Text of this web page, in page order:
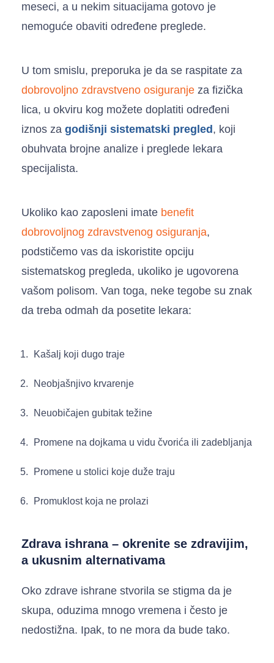
meseci, a u nekim situacijama gotovo je
nemoguće obaviti određene preglede.
U tom smislu, preporuka je da se raspitate za
dobrovoljno zdravstveno osiguranje za fizička
lica, u okviru kog možete doplatiti određeni
iznos za godišnji sistematski pregled , koji
obuhvata brojne analize i preglede lekara
specijalista.
Ukoliko kao zaposleni imate benefit
dobrovoljnog zdravstvenog osiguranja,
podstičemo vas da iskoristite opciju
sistematskog pregleda, ukoliko je ugovorena
vašom polisom. Van toga, neke tegobe su znak
da treba odmah da posetite lekara:
Kašalj koji dugo traje
Neobjašnjivo krvarenje
Neuobičajen gubitak težine
Promene na dojkama u vidu čvorića ili zadebljanja
Promene u stolici koje duže traju
Promuklost koja ne prolazi
Zdrava ishrana – okrenite se zdravijim,
a ukusnim alternativama
Oko zdrave ishrane stvorila se stigma da je
skupa, oduzima mnogo vremena i često je
nedostižna. Ipak, to ne mora da bude tako.